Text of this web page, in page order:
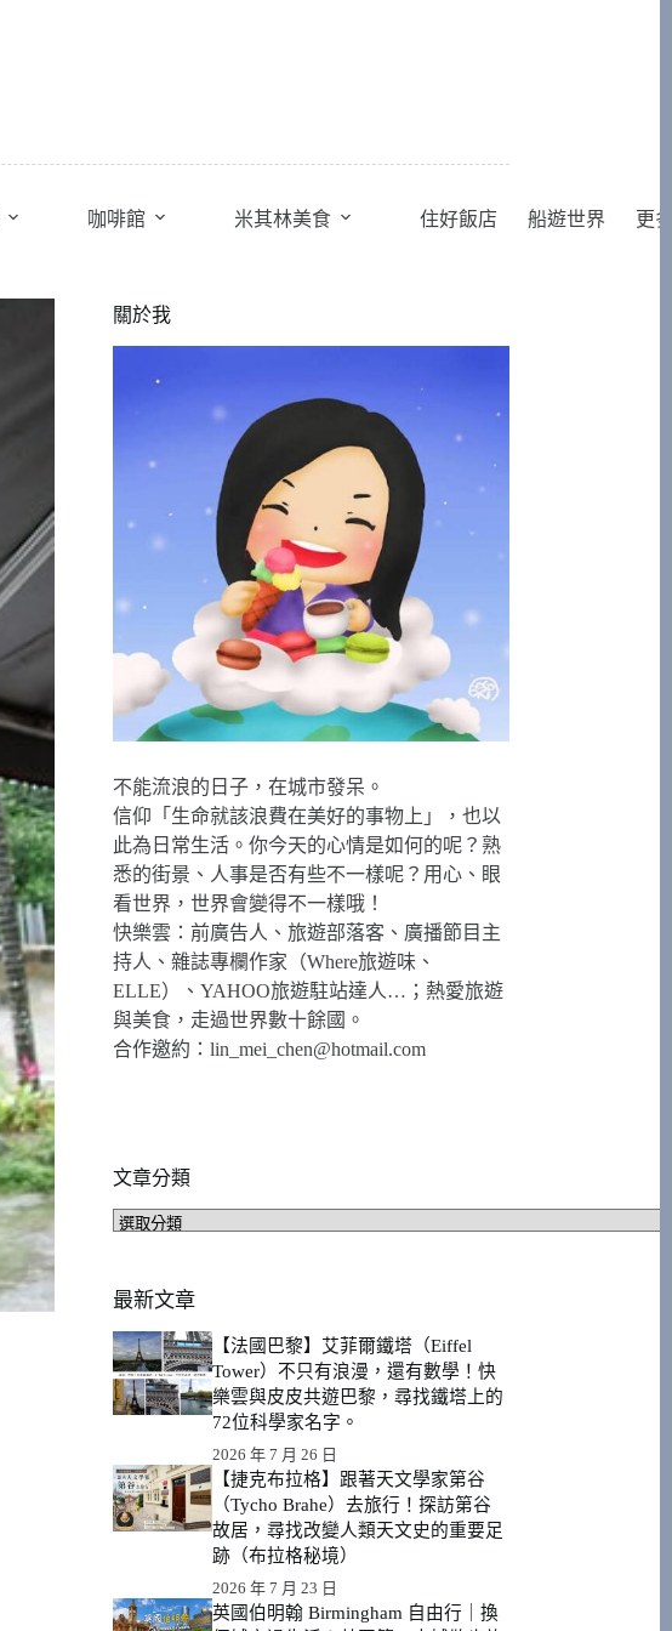
咖啡館 米其林美食 住好飯店 船遊世界 更
關於我
不能流浪的日子，在城市發呆。
信仰「生命就該浪費在美好的事物上」，也以
此為日常生活。你今天的心情是如何的呢？熟
悉的街景、人事是否有些不一樣呢？用心、眼
看世界，世界會變得不一樣哦！
快樂雲：前廣告人、旅遊部落客、廣播節目主
持人、雜誌專欄作家（Where旅遊味、
ELLE）、YAHOO旅遊駐站達人…；熱愛旅遊
與美食，走過世界數十餘國。
合作邀約：lin_mei_chen@hotmail.com
文章分類
文
類
最新文章
【法國巴黎】艾菲爾鐵塔（Eiffel
Tower）不只有浪漫，還有數學！快
樂雲與皮皮共遊巴黎，尋找鐵塔上的
72位科學家名字。
2026 年 7 月 26 日
【捷克布拉格】跟著天文學家第谷
（Tycho Brahe）去旅行！探訪第谷
故居，尋找改變人類天文史的重要足
跡（布拉格秘境）
2026 年 7 月 23 日
英國伯明翰 Birmingham 自由行｜換